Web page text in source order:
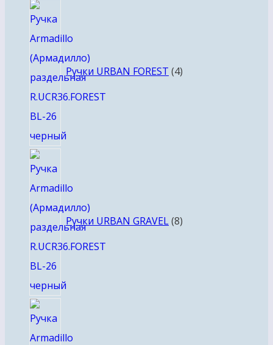
Ручки URBAN FOREST 4
Ручки URBAN GRAVEL 8